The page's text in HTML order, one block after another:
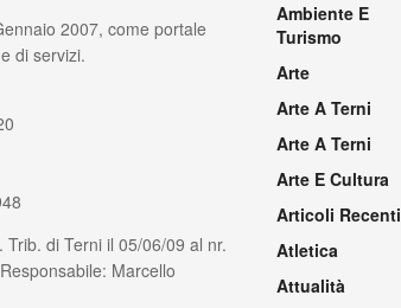
2007, come portale
di servizi.
di Terni il 05/06/09 al nr.
Marcello
Ambiente E
Turismo
Arte
Arte A Terni
Arte A Terni
Arte E Cultura
Articoli Recenti
Atletica
Attualità